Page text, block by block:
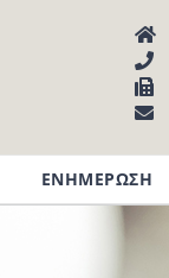
ΕΝΗΜΕΡΩΣΗ